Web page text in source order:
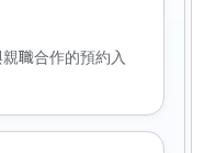
職合作的預約入